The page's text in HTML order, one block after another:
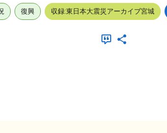
復興 収録:東日本大震災アーカイブ宮城